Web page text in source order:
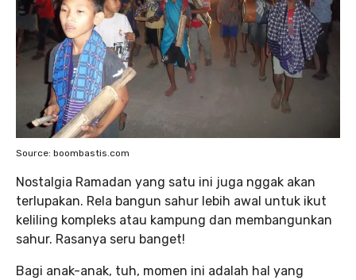
Source: boombastis.com
Nostalgia Ramadan yang satu ini juga nggak akan
terlupakan. Rela bangun sahur lebih awal untuk ikut
keliling kompleks atau kampung dan membangunkan
sahur. Rasanya seru banget!
Bagi anak-anak, tuh, momen ini adalah hal yang